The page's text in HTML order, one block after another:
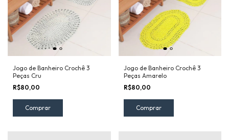
Jogo de Banheiro Crochê 3
Peças Cru
R$80,00
Jogo de Banheiro Crochê 3
Peças Amarelo
R$80,00